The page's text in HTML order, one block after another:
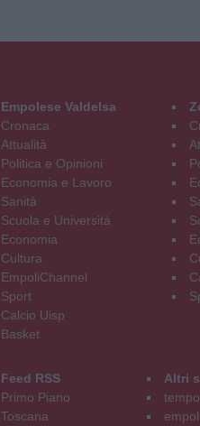
Empolese Valdelsa
Cronaca
Attualità
Politica e Opinioni
Economia e Lavoro
Sanità
Scuola e Università
Economia
Cultura
EmpoliChannel
Sport
Calcio Uisp
Basket
Feed RSS
Primo Piano
Toscana
Altri